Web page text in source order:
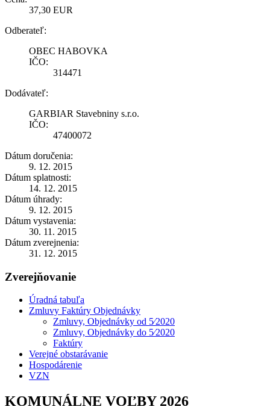
37,30 EUR
Odberateľ:
OBEC HABOVKA
IČO:
314471
Dodávateľ:
GARBIAR Stavebniny s.r.o.
IČO:
47400072
Dátum doručenia:
9. 12. 2015
Dátum splatnosti:
14. 12. 2015
Dátum úhrady:
9. 12. 2015
Dátum vystavenia:
30. 11. 2015
Dátum zverejnenia:
31. 12. 2015
Zverejňovanie
Úradná tabuľa
Zmluvy Faktúry Objednávky
Zmluvy, Objednávky od 5⁄2020
Zmluvy, Objednávky do 5⁄2020
Faktúry
Verejné obstarávanie
Hospodárenie
VZN
KOMUNÁLNE VOĽBY 2026